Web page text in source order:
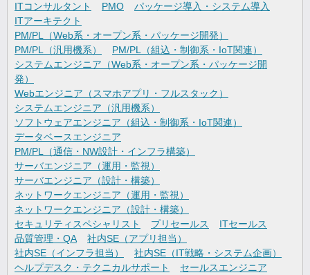
ITコンサルタント PMO
パッケージ導入・システム導入
ITアーキテクト
PM/PL（Web系・オープン系・パッケージ開発）
PM/PL（汎用機系）
PM/PL（組込・制御系・IoT関連）
システムエンジニア（Web系・オープン系・パッケージ開
発）
Webエンジニア（スマホアプリ・フルスタック）
システムエンジニア（汎用機系）
ソフトウェアエンジニア（組込・制御系・IoT関連）
データベースエンジニア
PM/PL（通信・NW設計・インフラ構築）
サーバエンジニア（運用・監視）
サーバエンジニア（設計・構築）
ネットワークエンジニア（運用・監視）
ネットワークエンジニア（設計・構築）
セキュリティスペシャリスト
プリセールス
ITセールス
品質管理・QA
社内SE（アプリ担当）
社内SE（インフラ担当）
社内SE（IT戦略・システム企画）
ヘルプデスク・テクニカルサポート
セールスエンジニア